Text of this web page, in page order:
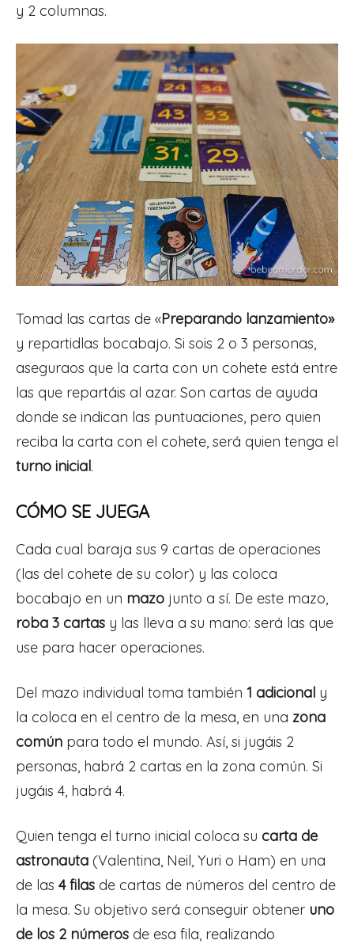
y 2 columnas.
Tomad las cartas de «Preparando lanzamiento»
y repartidlas bocabajo. Si sois 2 o 3 personas,
aseguraos que la carta con un cohete está entre
las que repartáis al azar. Son cartas de ayuda
donde se indican las puntuaciones, pero quien
reciba la carta con el cohete, será quien tenga el
turno inicial.
CÓMO SE JUEGA
Cada cual baraja sus 9 cartas de operaciones
(las del cohete de su color) y las coloca
bocabajo en un mazo junto a sí. De este mazo,
roba 3 cartas y las lleva a su mano: será las que
use para hacer operaciones.
Del mazo individual toma también 1 adicional y
la coloca en el centro de la mesa, en una zona
común para todo el mundo. Así, si jugáis 2
personas, habrá 2 cartas en la zona común. Si
jugáis 4, habrá 4.
Quien tenga el turno inicial coloca su carta de
astronauta (Valentina, Neil, Yuri o Ham) en una
de las 4 filas de cartas de números del centro de
la mesa. Su objetivo será conseguir obtener uno
de los 2 números de esa fila, realizando